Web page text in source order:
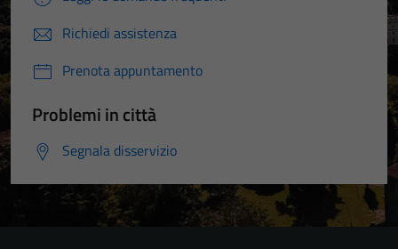
Richiedi assistenza
Prenota appuntamento
Problemi in città
Segnala disservizio